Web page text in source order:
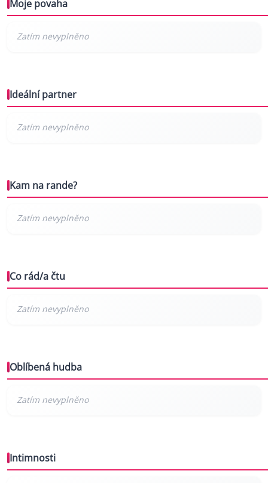
Moje povaha
Ideální partner
Kam na rande?
Co rád/a čtu
Oblíbená hudba
Intimnosti